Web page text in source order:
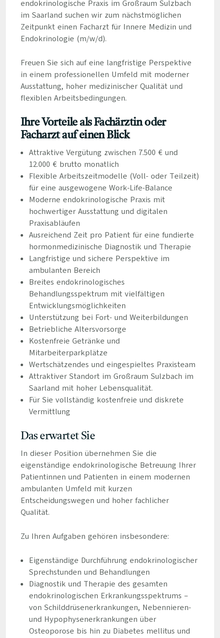
endokrinologische Praxis im Großraum Sulzbach
im Saarland suchen wir zum nächstmöglichen
Zeitpunkt einen Facharzt für Innere Medizin und
Endokrinologie (m/w/d).
Freuen Sie sich auf eine langfristige Perspektive
in einem professionellen Umfeld mit moderner
Ausstattung, hoher medizinischer Qualität und
flexiblen Arbeitsbedingungen.
Ihre Vorteile als Fachärztin oder
Facharzt auf einen Blick
Attraktive Vergütung zwischen 7.500 € und
12.000 € brutto monatlich
Flexible Arbeitszeitmodelle (Voll- oder Teilzeit)
für eine ausgewogene Work-Life-Balance
Moderne endokrinologische Praxis mit
hochwertiger Ausstattung und digitalen
Praxisabläufen
Ausreichend Zeit pro Patient für eine fundierte
hormonmedizinische Diagnostik und Therapie
Langfristige und sichere Perspektive im
ambulanten Bereich
Breites endokrinologisches
Behandlungsspektrum mit vielfältigen
Entwicklungsmöglichkeiten
Unterstützung bei Fort- und Weiterbildungen
Betriebliche Altersvorsorge
Kostenfreie Getränke und
Mitarbeiterparkplätze
Wertschätzendes und eingespieltes Praxisteam
Attraktiver Standort im Großraum Sulzbach im
Saarland mit hoher Lebensqualität.
Für Sie vollständig kostenfreie und diskrete
Vermittlung
Das erwartet Sie
In dieser Position übernehmen Sie die
eigenständige endokrinologische Betreuung Ihrer
Patientinnen und Patienten in einem modernen
ambulanten Umfeld mit kurzen
Entscheidungswegen und hoher fachlicher
Qualität.
Zu Ihren Aufgaben gehören insbesondere:
Eigenständige Durchführung endokrinologischer
Sprechstunden und Behandlungen
Diagnostik und Therapie des gesamten
endokrinologischen Erkrankungsspektrums –
von Schilddrüsenerkrankungen, Nebennieren-
und Hypophysenerkrankungen über
Osteoporose bis hin zu Diabetes mellitus und